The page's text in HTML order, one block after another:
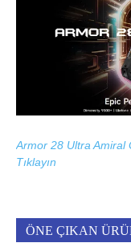
Armor 28 Ultra Amiral
Tıklayın
ÖNE ÇIKAN